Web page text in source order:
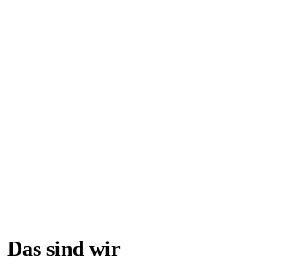
Das sind wir